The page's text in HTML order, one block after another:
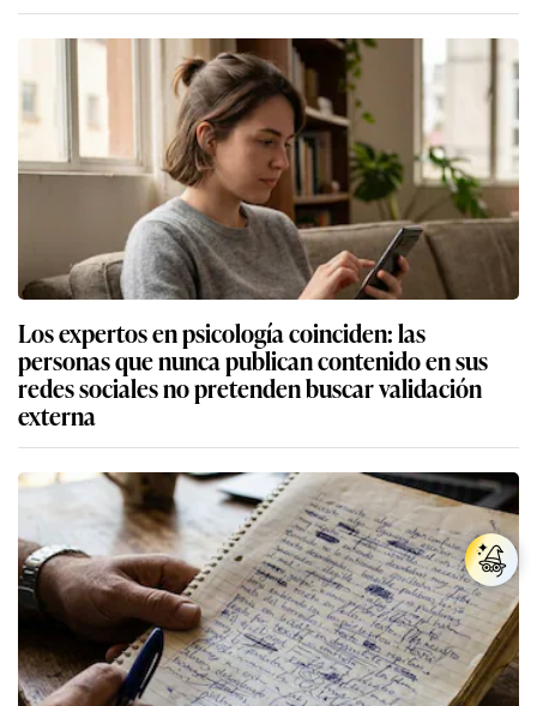
Los expertos en psicología coinciden: las
personas que nunca publican contenido en sus
redes sociales no pretenden buscar validación
externa